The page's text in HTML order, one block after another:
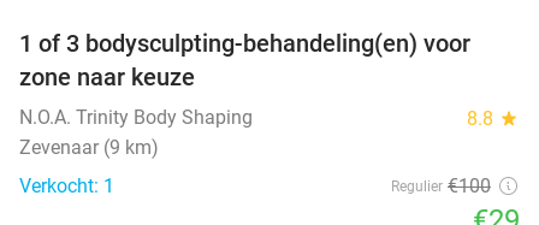
71%
TODAY
1 of 3 bodysculpting-behandeling(en) voor
zone naar keuze
N.O.A. Trinity Body Shaping 8.8 star
Zevenaar (9 km)
Verkocht: 1
Regulier €100